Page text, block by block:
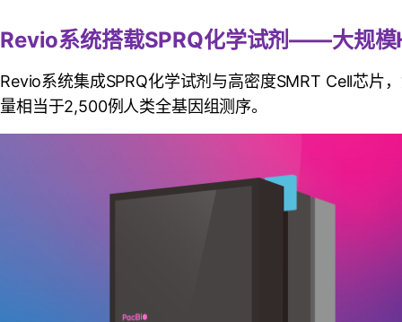
Revio系统搭载SPRQ化学试剂——大规
Revio系统集成SPRQ化学试剂与高密度SMRT Cell芯
量相当于2,500例人类全基因组测序。